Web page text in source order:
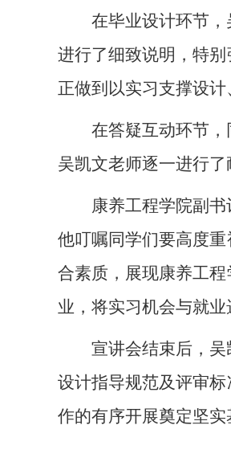
在毕业设计环节
进行了细致说明，特
正做到以实习支撑设计
在答疑互动环节
吴凯文老师逐一进行
康养工程学院副
他叮嘱同学们要高度
合素质，展现康养工
业，将实习机会与就业
宣讲会结束后，
设计指导规范及评审
作的有序开展奠定坚实